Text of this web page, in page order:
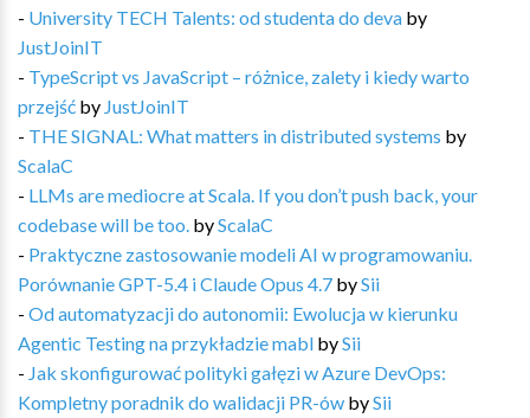
- University TECH Talents: od studenta do deva by
JustJoinIT
- TypeScript vs JavaScript – różnice, zalety i kiedy warto
przejść by JustJoinIT
- THE SIGNAL: What matters in distributed systems by
ScalaC
- LLMs are mediocre at Scala. If you don’t push back, your
codebase will be too. byScalaC
- Praktyczne zastosowanie modeli AI w programowaniu.
Porównanie GPT-5.4 i Claude Opus 4.7 bySii
- Od automatyzacji do autonomii: Ewolucja w kierunku
Agentic Testing na przykładzie mabl bySii
- Jak skonfigurować polityki gałęzi w Azure DevOps:
Kompletny poradnik do walidacji PR-ów bySii